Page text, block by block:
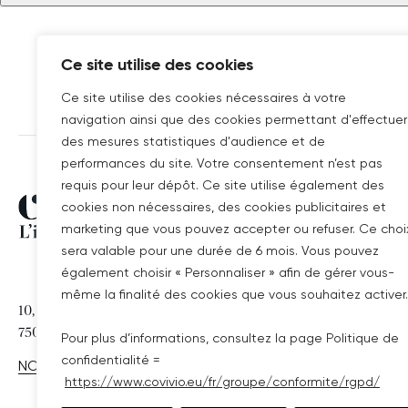
Ce site utilise des cookies
Ce site utilise des cookies nécessaires à votre
navigation ainsi que des cookies permettant d'effectuer
des mesures statistiques d'audience et de
performances du site. Votre consentement n’est pas
requis pour leur dépôt. Ce site utilise également des
cookies non nécessaires, des cookies publicitaires et
marketing que vous pouvez accepter ou refuser. Ce
sera valable pour une durée de 6 mois. Vous pouvez
également choisir « Personnaliser » afin de gérer vous-
même la finalité des cookies que vous souhaitez activer.
Pour plus d’informations, consultez la page Politique de
confidentialité =
https://www.covivio.eu/fr/groupe/conformite/rgpd/
Covivio
10, RUE DE MADRID
75008 PARIS
NOUS CONTACTER
SITES DU
WELLIO
COVIVIO
COVIVIO HOTELS